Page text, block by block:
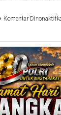
Komentar